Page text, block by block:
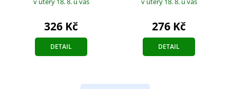
326 Kč
DETAIL
276 Kč
DETAIL